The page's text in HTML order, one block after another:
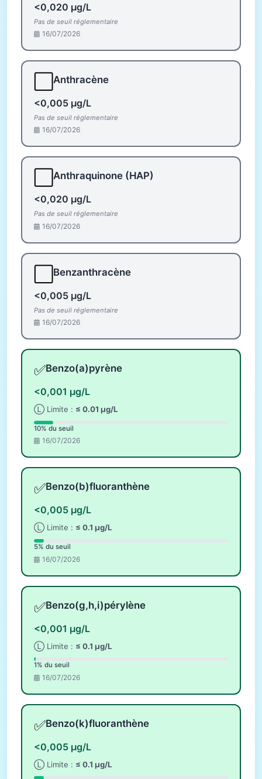
<0,020 µg/L
Pas de seuil réglementaire
16/07/2026
Anthracène
<0,005 µg/L
Pas de seuil réglementaire
16/07/2026
Anthraquinone (HAP)
<0,020 µg/L
Pas de seuil réglementaire
16/07/2026
Benzanthracène
<0,005 µg/L
Pas de seuil réglementaire
16/07/2026
✅Benzo(a)pyrène
<0,001 µg/L
Ⓛ Limite : ≤ 0.01 µg/L
10% du seuil
16/07/2026
✅Benzo(b)fluoranthène
<0,005 µg/L
Ⓛ Limite : ≤ 0.1 µg/L
5% du seuil
16/07/2026
✅Benzo(g,h,i)pérylène
<0,001 µg/L
Ⓛ Limite : ≤ 0.1 µg/L
1% du seuil
16/07/2026
✅Benzo(k)fluoranthène
<0,005 µg/L
Ⓛ Limite : ≤ 0.1 µg/L